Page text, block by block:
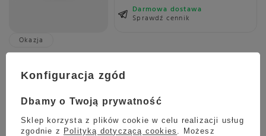
Darmowa dostawa
Sprawdź cennik
Okazja
GRATIS
8 399,00 zł
7 999,00 zł 400,00 zł
Najniższa cena z ostatnich 30 dni:
Konfiguracja zgód
Dbamy o Twoją prywatność
Sklep korzysta z plików cookie w celu realizacji usług
zgodnie z Polityką dotyczącą cookies
. Możesz